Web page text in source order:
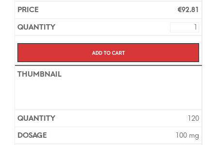
€92.81
Add to cart
120
100 mg